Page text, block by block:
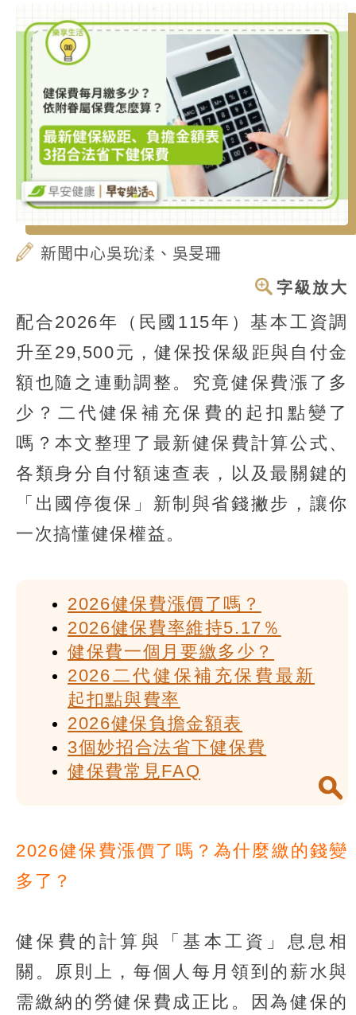
新聞中心吳玧渘、吳旻珊
字級放大
配合2026年（民國115年）基本工資調
升至29,500元，健保投保級距與自付金
額也隨之連動調整。究竟健保費漲了多
少？二代健保補充保費的起扣點變了
嗎？本文整理了最新健保費計算公式、
各類身分自付額速查表，以及最關鍵的
「出國停復保」新制與省錢撇步，讓你
一次搞懂健保權益。
2026健保費漲價了嗎？
2026健保費率維持5.17％
健保費一個月要繳多少？
2026二代健保補充保費最新
起扣點與費率
2026健保負擔金額表
3個妙招合法省下健保費
健保費常見FAQ
2026健保費漲價了嗎？為什麼繳的錢變
多了？
健保費的計算與「基本工資」息息相
關。原則上，每個人每月領到的薪水與
需繳納的勞健保費成正比。因為健保的